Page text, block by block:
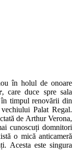
în holul de onoare
, care duce spre sala
în timpul renovării din
Palat Regal.
de Arthur Verona,
cunoscuți domnitori
o mică anticameră
Acesta este singura